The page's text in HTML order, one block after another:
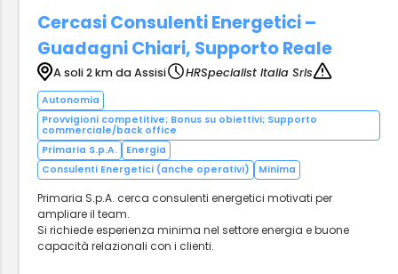
Cercasi Consulenti Energetici –
Guadagni Chiari, Supporto Reale
A soli 2 km da Assisi HRSpecialist Italia Srls
Autonomia
Provvigioni competitive; Bonus su obiettivi; Supporto
commerciale/back office
Primaria S.p.A.
Energia
Consulenti Energetici (anche operativi)
Minima
Primaria S.p.A. cerca consulenti energetici motivati per
ampliare il team.
Si richiede esperienza minima nel settore energia e buone
capacità relazionali con i clienti.